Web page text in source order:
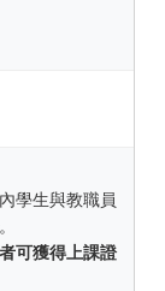
學生與教職員
。
可獲得上課證